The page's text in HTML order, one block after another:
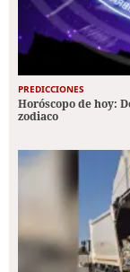
PREDICCIONES
Horóscopo de hoy:
zodiaco